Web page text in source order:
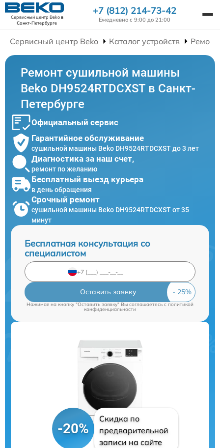
Сервисный центр Bekoв
Санкт-Петербурге
+7 (812) 214-73-42
Ежедневно с 9:00 до 21:00
Сервисный центр Beko Каталог устройств
Ремонт сушильной машины
Beko DH9524RTDCXST в Санкт-
Петербурге
Официальный сервис
Гарантийное обслуживание
сушильной машины Beko DH9524RTDCXST до 3 лет
Диагностика за наш счет,
ремонт по желанию
Бесплатный выезд курьера
в день обращения
Срочный ремонт
сушильной машины Beko DH9524RTDCXST от 35
минут
Бесплатная консультация со
специалистом
Оставить заявку
Нажимая на кнопку "Оставить заявку" Вы соглашаетесь c политикой
конфиденциальности
-20%
Скидка по
предварительной
записи на сайте